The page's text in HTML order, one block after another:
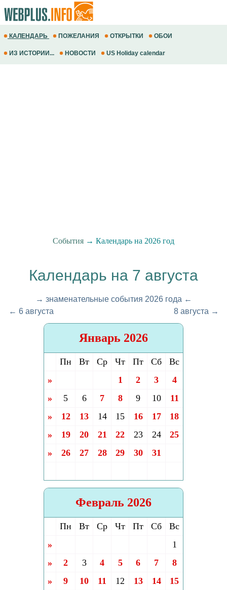
КАЛЕНДАРЬ ПОЖЕЛАНИЯ ОТКРЫТКИ ОБОИ
ИЗ ИСТОРИИ... НОВОСТИ US Holiday calendar
События → Календарь на 2026 год
Календарь на 7 августа
→ знаменательные события 2026 года ←
← 6 августа
8 августа →
Январь 2026
Пн Вт Ср Чт Пт Сб
Вс
»
1 2 3
4
»
5 6 7 8 9 10
11
»
12 13 14 15 16 17
18
»
19 20 21 22 23 24
25
»
26 27 28 29 30 31
Февраль 2026
Пн Вт Ср Чт Пт Сб
Вс
»
1
»
2 3 4 5 6 7
8
»
9 10 11 12 13 14
15